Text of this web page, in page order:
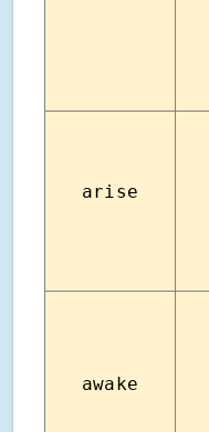
arise
awake